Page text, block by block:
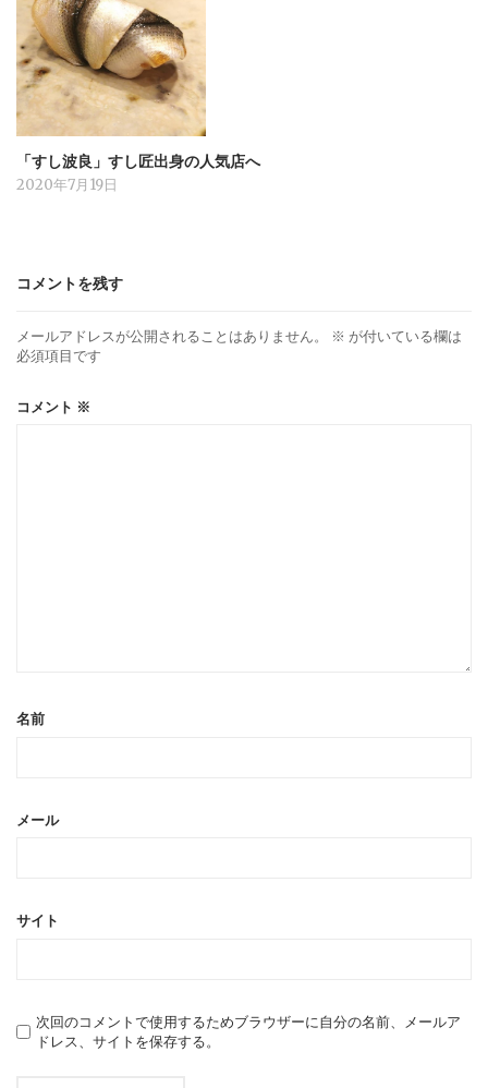
「すし波良」すし匠出身の人気店へ
2020年7月19日
コメントを残す
メールアドレスが公開されることはありません。 ※ が付いている欄は
必須項目です
コメント ※
名前
メール
サイト
次回のコメントで使用するためブラウザーに自分の名前、メールア
ドレス、サイトを保存する。